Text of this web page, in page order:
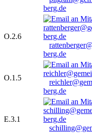
berg.de
O.2.6
berg.de
O.1.5
berg.de
E.3.1